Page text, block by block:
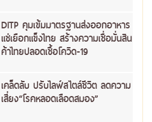
DITP คุมเข้มมาตรฐานส่งออกอาหาร
แช่เยือกแข็งไทย สร้างความเชื่อมั่นสิน
ค้าไทยปลอดเชื้อโควิด-19
เคล็ดลับ ปรับไลฟ์สไตล์ชีวิต ลดความ
เสี่ยง“โรคหลอดเลือดสมอง”